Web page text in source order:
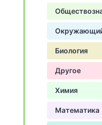
Биология
Другое
Химия
Математика